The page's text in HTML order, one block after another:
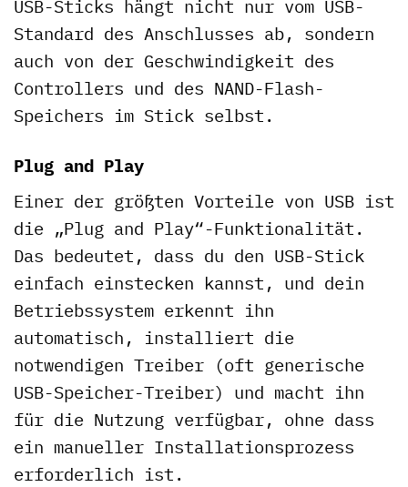
USB-Sticks hängt nicht nur vom USB-
Standard des Anschlusses ab, sondern
auch von der Geschwindigkeit des
Controllers und des NAND-Flash-
Speichers im Stick selbst.
Plug and Play
Einer der größten Vorteile von USB ist
die „Plug and Play“-Funktionalität.
Das bedeutet, dass du den USB-Stick
einfach einstecken kannst, und dein
Betriebssystem erkennt ihn
automatisch, installiert die
notwendigen Treiber (oft generische
USB-Speicher-Treiber) und macht ihn
für die Nutzung verfügbar, ohne dass
ein manueller Installationsprozess
erforderlich ist.